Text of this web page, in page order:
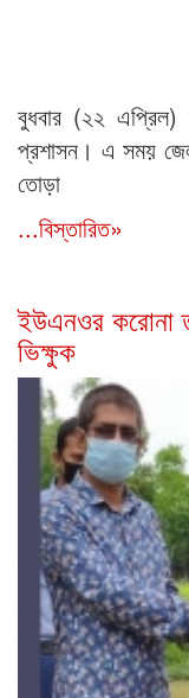
বুধবার (২২ এপ্রিল)
প্রশাসন। এ সময়
তোড়া
...বিস্তারিত»
ইউএনওর করোনা
ভিক্ষুক